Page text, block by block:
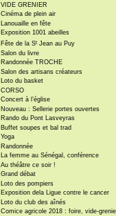
VIDE GRENIER
Cinéma de plein air
Lanouaille en fête
Exposition 1001 abeilles
Fête de la St Jean au Puy
Salon du livre
Randonnée TROCHE
Salon des artisans créateurs
Loto du basket
CORSO
Concert à l’église
Nouveau : Sellerie portes ouvertes
Rando du Pont Lasveyras
Buffet soupes et bal trad
Yoga
Randonnée
La femme au Sénégal, conférence
Au théâtre ce soir !
Grand débat
Loto des pompiers
Exposition dela Ligue contre le cancer
Loto du club des aînés
Comice agricole 2018 : foire, vide-